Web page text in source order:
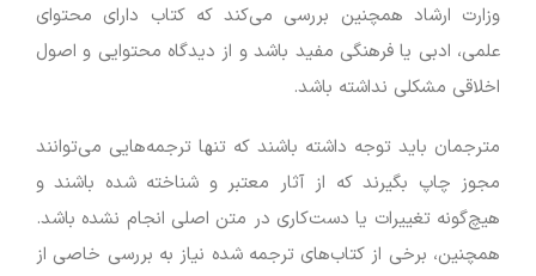
وزارت ارشاد همچنین بررسی می‌کند که کتاب دارای محتوای
علمی، ادبی یا فرهنگی مفید باشد و از دیدگاه محتوایی و اصول
اخلاقی مشکلی نداشته باشد.
مترجمان باید توجه داشته باشند که تنها ترجمه‌هایی می‌توانند
مجوز چاپ بگیرند که از آثار معتبر و شناخته شده باشند و
هیچ‌گونه تغییرات یا دست‌کاری در متن اصلی انجام نشده باشد.
همچنین، برخی از کتاب‌های ترجمه شده نیاز به بررسی خاصی از